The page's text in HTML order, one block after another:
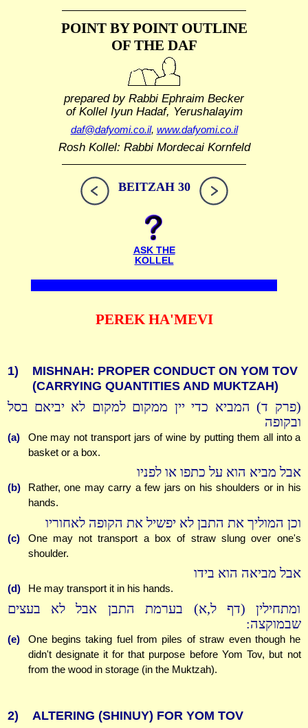
POINT BY POINT OUTLINE
OF THE DAF
prepared by Rabbi Ephraim Becker
of Kollel Iyun Hadaf, Yerushalayim
daf@dafyomi.co.il, www.dafyomi.co.il
Rosh Kollel: Rabbi Mordecai Kornfeld
BEITZAH 30
ASK THE
KOLLEL
PEREK HA'MEVI
1)
MISHNAH: PROPER CONDUCT ON YOM TOV
(CARRYING QUANTITIES AND MUKTZAH)
(פרק ד) המביא כדי יין ממקום למקום לא יביאם בסל
ובקופה
(a)
One may not transport jars of wine by putting them all into a
basket or a box.
אבל מביא הוא על כתפו או לפניו
(b)
Rather, one may carry a few jars on his shoulders or in his
hands.
וכן המוליך את התבן לא יפשיל את הקופה לאחוריו
(c)
One may not transport a box of straw slung over one's
shoulder.
אבל מביאה הוא בידו
(d) He may transport it in his hands.
ומתחילין (דף ל,א) בערמת התבן אבל לא בעצים
שבמוקצה:
(e)
One begins taking fuel from piles of straw even though he
didn't designate it for that purpose before Yom Tov, but not
from the wood in storage (in the Muktzah).
2) ALTERING (SHINUY) FOR YOM TOV